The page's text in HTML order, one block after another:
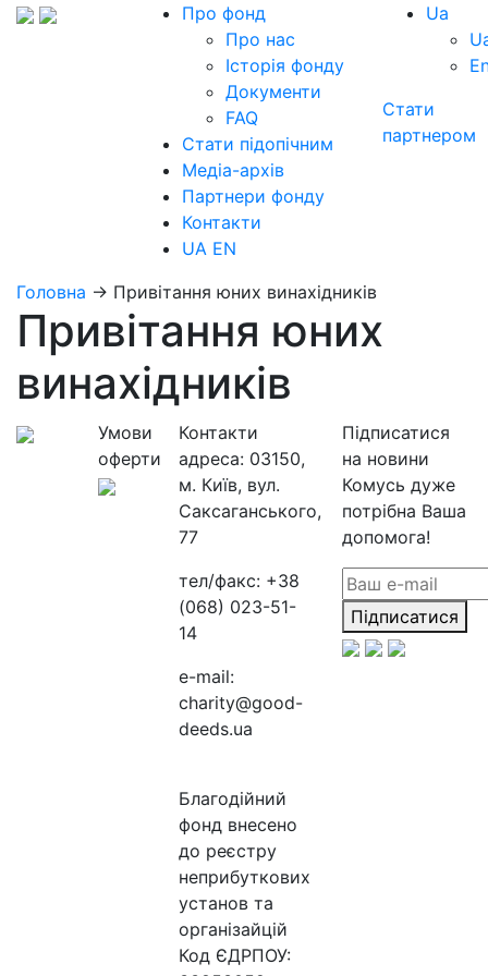
Про фонд
Про нас
Історія фонду
Документи
FAQ
Стати підопічним
Медіа-архів
Партнери фонду
Контакти
UA EN
Ua
Стати
партнером
Головна → Привітання юних винахідників
Привітання юних
винахідників
Умови
оферти
Контакти
адреса: 03150,
м. Київ, вул.
Саксаганського,
77
тел/факс: +38
(068) 023-51-
14
e-mail:
charity@good-
deeds.ua
Благодійний
фонд внесено
до реєстру
неприбуткових
установ та
організайцій
Код ЄДРПОУ:
Підписатися
на новини
Комусь дуже
потрібна Ваша
допомога!
Підписатися